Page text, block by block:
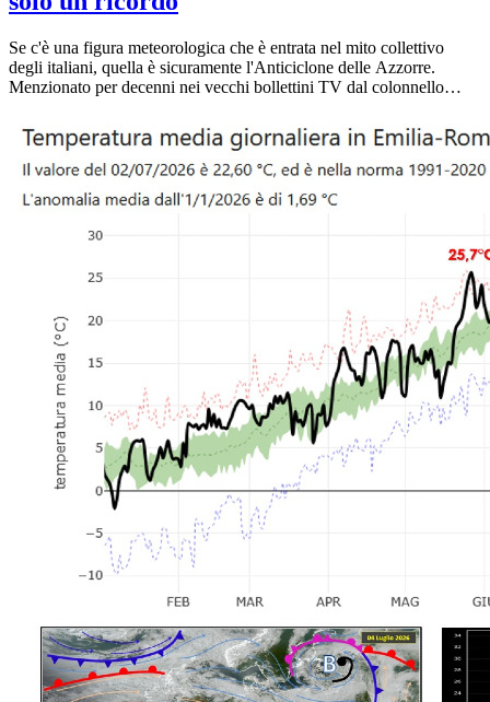
Se c'è una figura meteorologica che è entrata nel mito collettivo
degli italiani, quella è sicuramente l'Anticiclone delle Azzorre.
Menzionato per decenni nei vecchi bollettini TV dal colonnello
associato al ricordo delle estati perfette: soleggiate, ventilate e
gradevoli. In questi giorni le mappe satellitari e sinottiche ci
mostrano proprio la sua espansione verso il cuore dell'Europa e del
toccando punte di 34°C, con proiezioni pronte a salire nei prossimi
cambiato con la crisi climatica e com'è possibile che faccia così
chiarezza didattica.